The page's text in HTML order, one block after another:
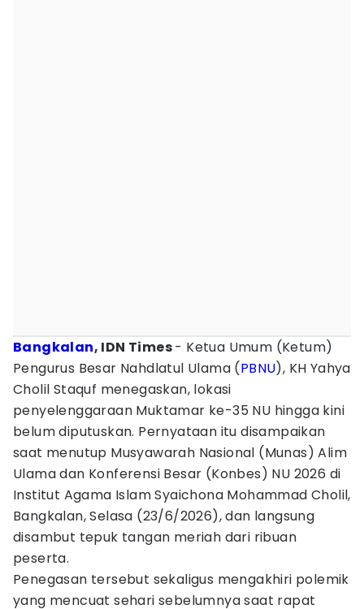
Bangkalan, IDN Times- Ketua Umum (Ketum)
Pengurus Besar Nahdlatul Ulama (PBNU), KH Yahya
Cholil Staquf menegaskan, lokasi
penyelenggaraan Muktamar ke-35 NU hingga kini
belum diputuskan. Pernyataan itu disampaikan
saat menutup Musyawarah Nasional (Munas) Alim
Ulama dan Konferensi Besar (Konbes) NU 2026 di
Institut Agama Islam Syaichona Mohammad Cholil,
Bangkalan, Selasa (23/6/2026), dan langsung
disambut tepuk tangan meriah dari ribuan
peserta.
Penegasan tersebut sekaligus mengakhiri polemik
yang mencuat sehari sebelumnya saat rapat